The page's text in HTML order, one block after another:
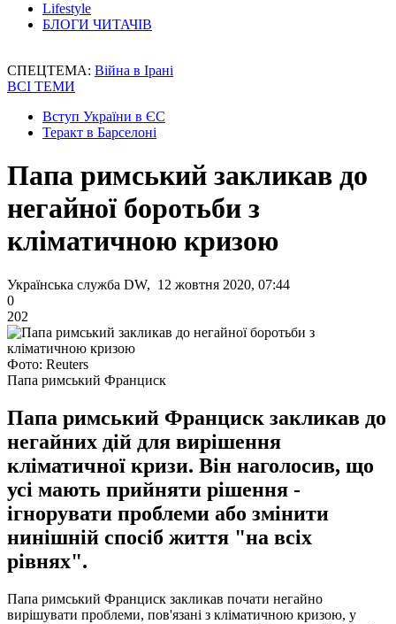
Lifestyle
БЛОГИ ЧИТАЧІВ
СПЕЦТЕМА: Війна в Ірані
ВСІ ТЕМИ
Вступ України в ЄС
Теракт в Барселоні
Папа римський закликав до
негайної боротьби з
кліматичною кризою
Українська служба DW, 12 жовтня 2020, 07:44
0
202
Фото: Reuters
Папа римський Франциск
Папа римський Франциск закликав до
негайних дій для вирішення
кліматичної кризи. Він наголосив, що
усі мають прийняти рішення -
ігнорувати проблеми або змінити
нинішній спосіб життя "на всіх
рівнях".
Папа римський Франциск закликав почати негайно
вирішувати проблеми, пов'язані з кліматичною кризою, у